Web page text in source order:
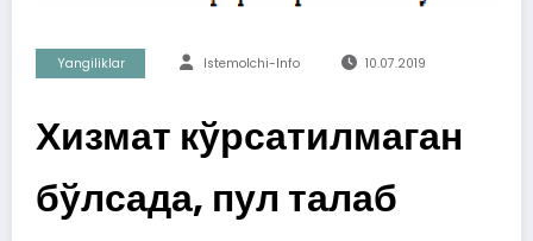
Yangiliklar Istemolchi-Info 10.07.2019
Хизмат кўрсатилмаган
бўлсада, пул талаб